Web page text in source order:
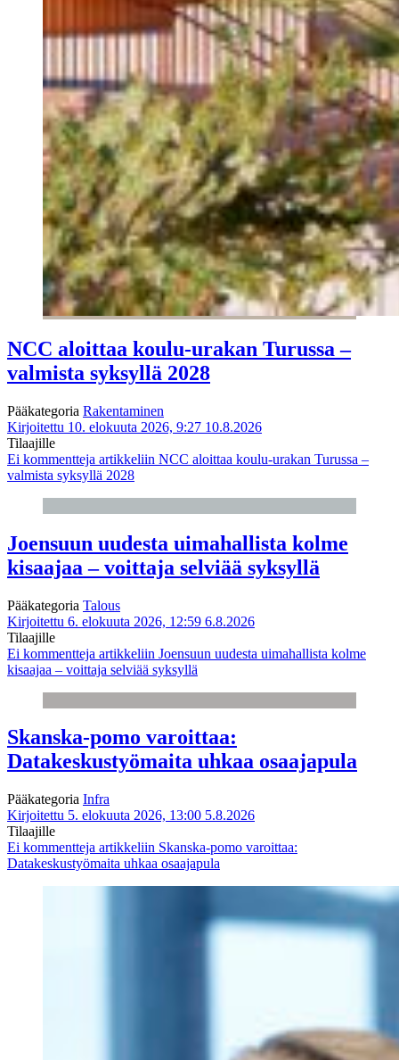
NCC aloittaa koulu-urakan Turussa –
valmista syksyllä 2028
Pääkategoria Rakentaminen
Kirjoitettu 10. elokuuta 2026, 9:27 10.8.2026
Tilaajille
Ei kommentteja artikkeliin NCC aloittaa koulu-urakan Turussa –
valmista syksyllä 2028
Joensuun uudesta uimahallista kolme
kisaajaa – voittaja selviää syksyllä
Pääkategoria Talous
Kirjoitettu 6. elokuuta 2026, 12:59 6.8.2026
Tilaajille
Ei kommentteja artikkeliin Joensuun uudesta uimahallista kolme
kisaajaa – voittaja selviää syksyllä
Skanska-pomo varoittaa:
Datakeskustyömaita uhkaa osaajapula
Pääkategoria Infra
Kirjoitettu 5. elokuuta 2026, 13:00 5.8.2026
Tilaajille
Ei kommentteja artikkeliin Skanska-pomo varoittaa:
Datakeskustyömaita uhkaa osaajapula